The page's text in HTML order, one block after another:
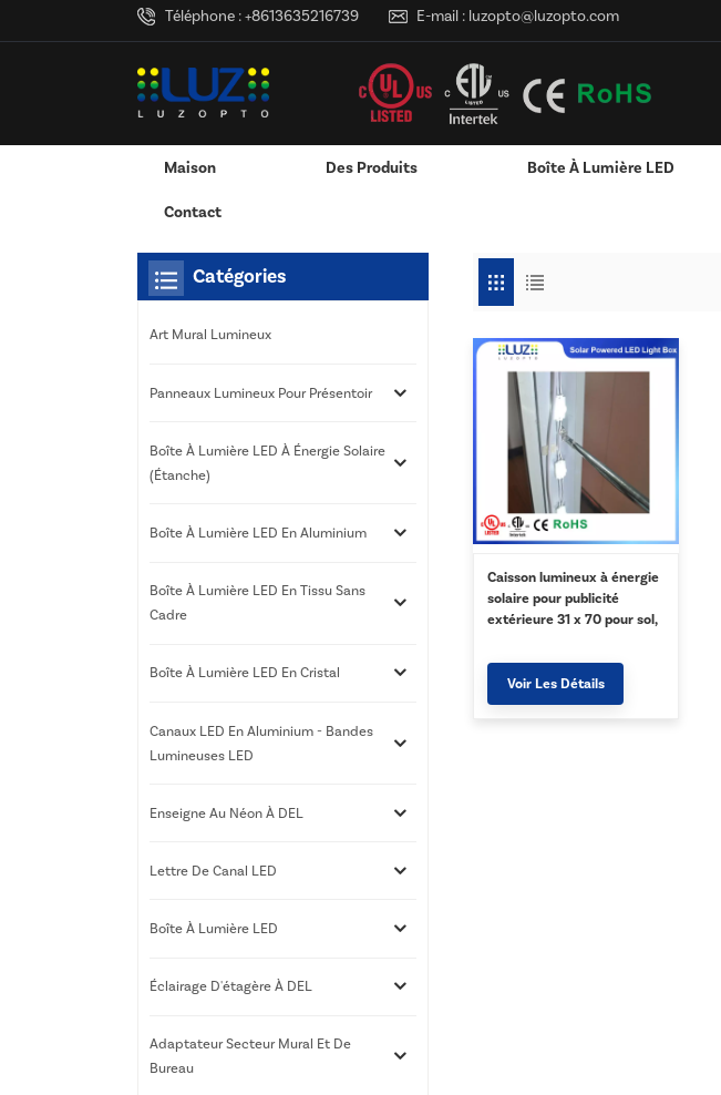
Téléphone :+8613635216739 E-mail : luzopto@luzopto.com
Maison Des Produits Boîte À Lumière LED
Contact
Caisson lumineux à énergie
solaire pour publicité
extérieure 31 x 70 pour sol,
personnalisée - Argent
Voir Les Détails
Catégories
Art Mural Lumineux
Panneaux Lumineux Pour Présentoir
Boîte À Lumière LED À Énergie Solaire
(étanche)
Boîte À Lumière LED En Aluminium
Boîte À Lumière LED En Tissu Sans
Cadre
Boîte À Lumière LED En Cristal
Canaux LED En Aluminium - Bandes
Lumineuses LED
Enseigne Au Néon À DEL
Lettre De Canal LED
Boîte À Lumière LED
Éclairage D'étagère À DEL
Adaptateur Secteur Mural Et De
Bureau